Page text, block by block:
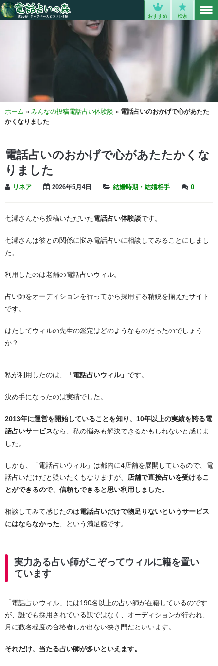
おすすめ 検索
ホーム » みんなの投稿電話占い体験談 » 電話占いのおかげで心があたた
かくなりました
電話占いのおかげで心があたたかくな
りました
リネア 2026年5月4日 結婚時期・結婚相手 0
七瀬さんから投稿いただいた電話占い体験談です。
七瀬さんは彼との関係に悩み電話占いに相談してみることにしまし
た。
利用したのは老舗の電話占いウィル。
占い師をオーディションを行ってから採用する精鋭を揃えたサイト
です。
はたしてウィルの先生の鑑定はどのようなものだったのでしょう
か？
私が利用したのは、 「電話占いウィル」 です。
決め手になったのは実績でした。
2013年に運営を開始していることを知り、10年以上の実績を誇る電
話占いサービスなら、私の悩みも解決できるかもしれないと感じま
した。
しかも、「電話占いウィル」は都内に4店舗を展開しているので、電
話占いだけだと疑いたくもなりますが、
店舗で直接占いを受けるこ
とができるので、信頼もできると思い利用しました。
相談してみて感じたのは電話占いだけで物足りないというサービス
にはならなかった 、という満足感です。
実力ある占い師がこぞってウィルに籍を置い
ています
「電話占いウィル」には190名以上の占い師が在籍しているのです
が、誰でも採用されている訳ではなく、オーディションが行われ、
月に数名程度の合格者しか出ない狭き門だといいます。
それだけ、当たる占い師が多いといえます。